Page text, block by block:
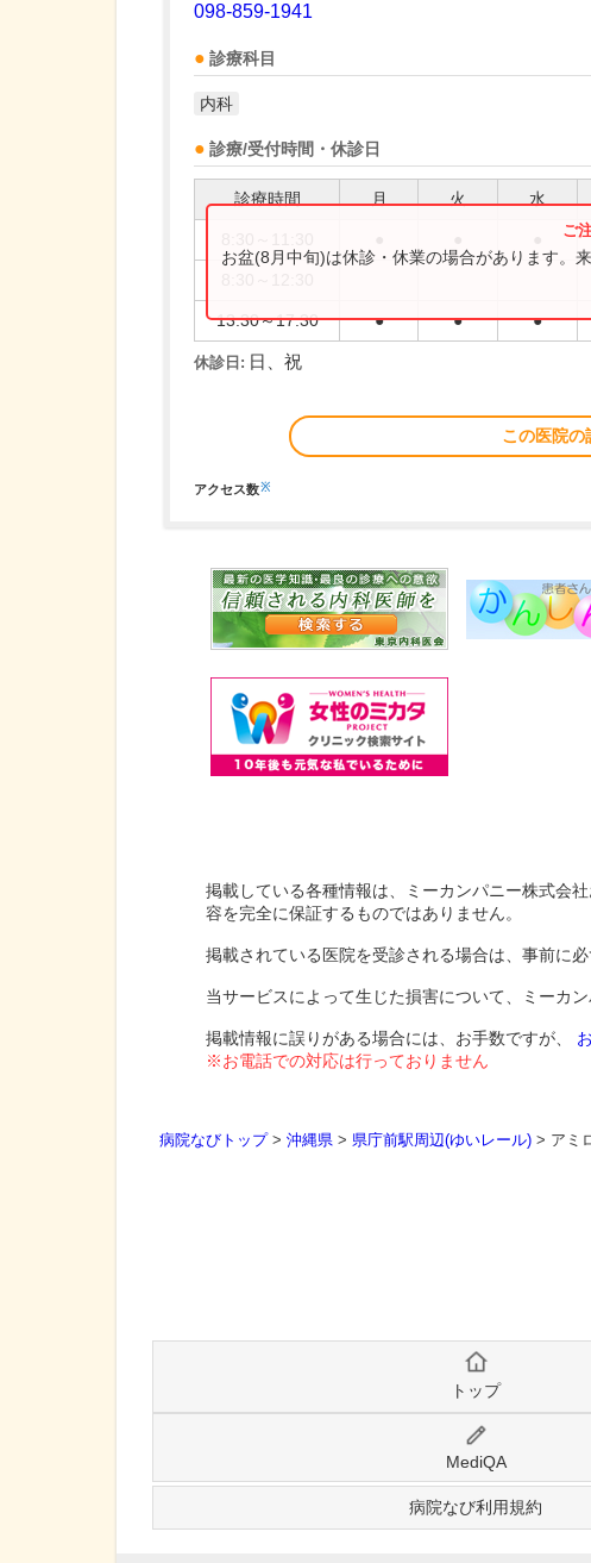
098-859-1941
診療科目
内科
診療/受付時間・休診日
診療時間 月 火 水
13:30～17:30 ● ● ●
お盆(8月中旬)は休診・休業の場合があります。
休診日: 日、祝
この医院の
アクセス数※
掲載している各種情報は、ミーカンパニー株式会
容を完全に保証するものではありません。
掲載されている医院を受診される場合は、事前に
当サービスによって生じた損害について、ミーカ
掲載情報に誤りがある場合には、お手数ですが、
※お電話での対応は行っておりません
病院なびトップ> 沖縄県 > 県庁前駅周辺(ゆいレール) > アミ
トップ
MediQA
病院なび利用規約